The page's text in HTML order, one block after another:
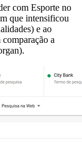
com Esporte no
que intensificou
e ao
comparação a